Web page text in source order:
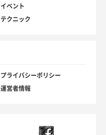
イベント
テクニック
プライバシーポリシー
運営者情報